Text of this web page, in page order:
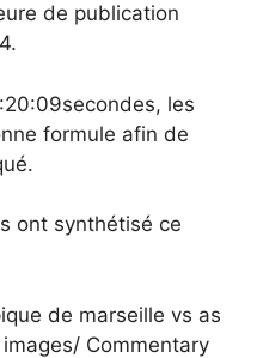
de publication
les
formule afin de
ont synthétisé ce
de marseille vs as
Commentary